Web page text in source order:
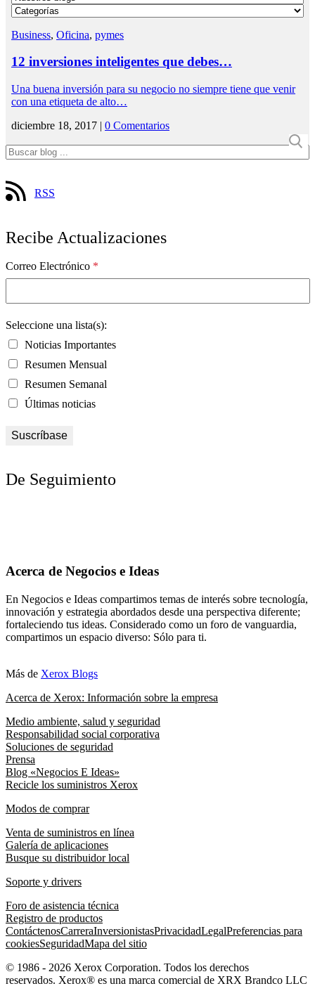
Business, Oficina, pymes
12 inversiones inteligentes que debes…
Una buena inversión para su negocio no siempre tiene que venir
con una etiqueta de alto…
diciembre 18, 2017 | 0 Comentarios
RSS
Recibe Actualizaciones
Correo Electrónico *
Seleccione una lista(s):
Noticias Importantes
Resumen Mensual
Resumen Semanal
Últimas noticias
De Seguimiento
Acerca de Negocios e Ideas
En Negocios e Ideas compartimos temas de interés sobre tecnología,
innovación y estrategia abordados desde una perspectiva diferente;
fortaleciendo tus ideas. Considerado como un foro de vanguardia,
compartimos un espacio diverso: Sólo para ti.
Más de Xerox Blogs
Acerca de Xerox: Información sobre la empresa
Medio ambiente, salud y seguridad
Responsabilidad social corporativa
Soluciones de seguridad
Prensa
Blog «Negocios E Ideas»
Recicle los suministros Xerox
Modos de comprar
Venta de suministros en línea
Galería de aplicaciones
Busque su distribuidor local
Soporte y drivers
Foro de asistencia técnica
Registro de productos
ContáctenosCarreraInversionistasPrivacidadLegalPreferencias para
cookiesSeguridadMapa del sitio
© 1986 - 2026 Xerox Corporation. Todos los derechos
reservados. Xerox® es una marca comercial de XRX Brandco LLC